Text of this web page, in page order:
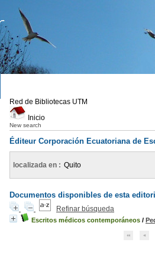
Red de Bibliotecas UTM
Inicio
New search
Éditeur Corporación Ecuatoriana de
localizada en : Quito
Documentos disponibles de esta
Refinar búsqueda
Escritos médicos contemporáneos /